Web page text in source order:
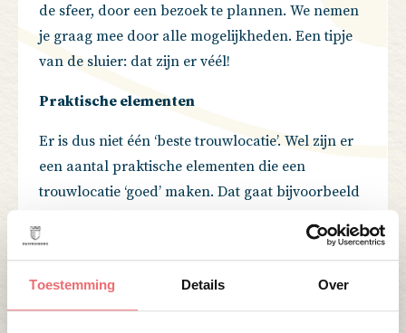
Toestemming Details Over
de sfeer, door een bezoek te plannen. We nemen
je graag mee door alle mogelijkheden. Een tipje
van de sluier: dat zijn er véél!
Praktische elementen
Er is dus niet één ‘beste trouwlocatie’. Wel zijn er
een aantal praktische elementen die een
trouwlocatie ‘goed’ maken. Dat gaat bijvoorbeeld
Voor onze trouwlocaties geldt, dat zij centraal
Heuvelrug, in het midden van Nederland. Een